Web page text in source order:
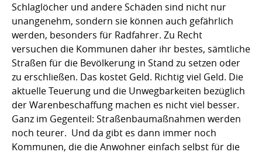
Schlaglöcher und andere Schäden sind nicht nur
unangenehm, sondern sie können auch gefährlich
werden, besonders für Radfahrer. Zu Recht
versuchen die Kommunen daher ihr bestes, sämtliche
Straßen für die Bevölkerung in Stand zu setzen oder
zu erschließen. Das kostet Geld. Richtig viel Geld. Die
aktuelle Teuerung und die Unwegbarkeiten bezüglich
der Warenbeschaffung machen es nicht viel besser.
Ganz im Gegenteil: Straßenbaumaßnahmen werden
noch teurer. Und da gibt es dann immer noch
Kommunen, die die Anwohner einfach selbst für die